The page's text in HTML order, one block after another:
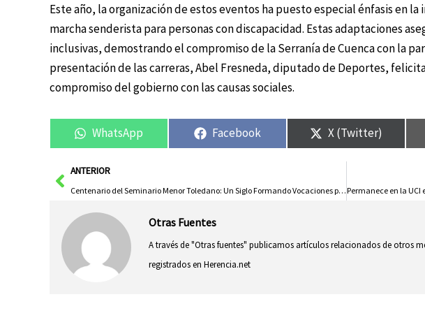
Este año, la organización de estos eventos ha puesto especial énfasis en
marcha senderista para personas con discapacidad. Estas adaptaciones
inclusivas, demostrando el compromiso de la Serranía de Cuenca con la
presentación de las carreras, Abel Fresneda, diputado de Deportes,
compromiso del gobierno con las causas sociales.
WhatsApp Facebook X (Twitter)
AntANTERIOR
Centenario del Seminario Menor Toledano: Un Siglo Formando Vocaciones para Cristo
Otras Fuentes
A través de "Otras fuentes" publicamos artículos relacionados de otros
registrados en Herencia.net